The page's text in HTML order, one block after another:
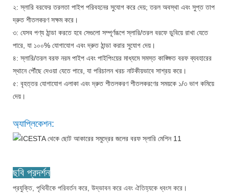
২: স্লারি বরফের তরলতা পাইপ পরিবহনের সুযোগ করে দেয়; তরল অবস্থা এবং সুপ্ত তাপ
দ্রুত শীতলকরণ সক্ষম করে।
৩: যেসব পণ্য ঠান্ডা করতে হবে সেগুলো সম্পূর্ণরূপে স্লারি/তরল বরফে ডুবিয়ে রাখা যেতে
পারে, যা ১০০% যোগাযোগ এবং দ্রুত ঠান্ডা করার সুযোগ দেয়।
৪: স্লারি/তরল বরফ নরম পাইপ এবং পাইপিংয়ের মাধ্যমে সমস্ত কাঙ্ক্ষিত বরফ ব্যবহারের
স্থানে পৌঁছে দেওয়া যেতে পারে, যা পরিচালন খরচ নাটকীয়ভাবে সাশ্রয় করে।
৫: বৃহত্তর যোগাযোগ এলাকা এবং দ্রুত শীতলকরণ শীতলকরণের সময়কে ১/৩ ভাগ কমিয়ে
দেয়।
অ্যাপ্লিকেশন:
ছবি প্রদর্শন
প্রযুক্তি, পৃথিবীকে পরিবর্তন করে, উদ্ভাবন করে এবং ঐতিহ্যকে ধ্বংস করে।